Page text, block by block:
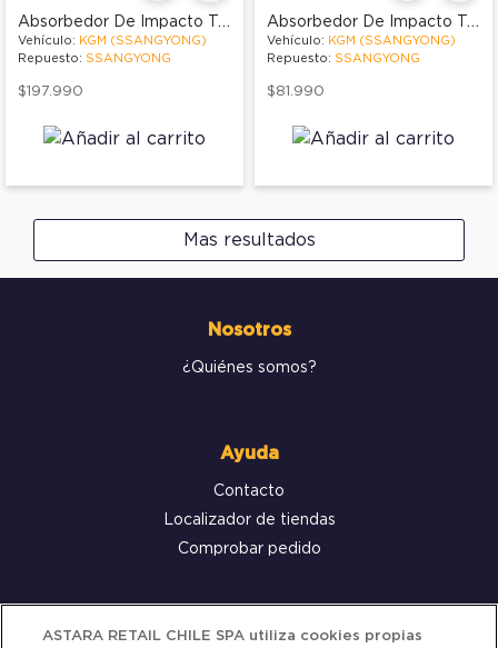
Absorbedor De Impacto Trasero
Vehículo: KGM (SSANGYONG)
Repuesto: SSANGYONG
$197.990
Absorbedor De Impacto Trasero
Vehículo: KGM (SSANGYONG)
Repuesto: SSANGYONG
$81.990
Mas resultados
Nosotros
¿Quiénes somos?
Ayuda
Contacto
Localizador de tiendas
Comprobar pedido
Servicio al cliente
ASTARA RETAIL CHILE SPA utiliza cookies propias